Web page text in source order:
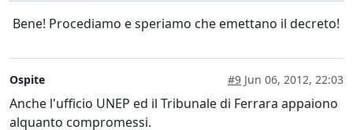
Bene! Procediamo e speriamo che emettano il decreto!
Ospite #9 Jun 06, 2012, 22:03
Anche l'ufficio UNEP ed il Tribunale di Ferrara appaiono
alquanto compromessi.